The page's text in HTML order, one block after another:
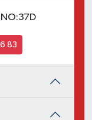
NO:37D
83